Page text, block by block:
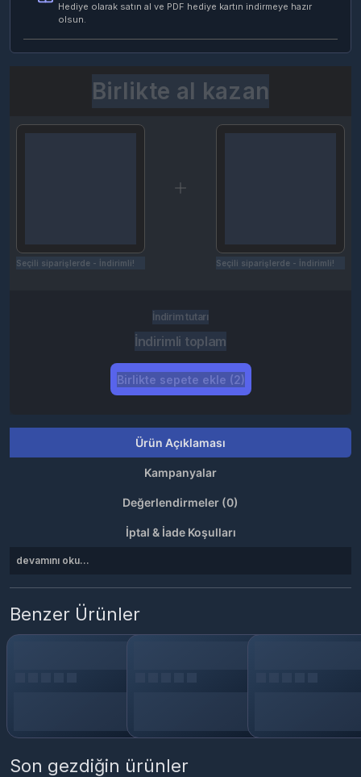
Hediye olarak satın al ve PDF hediye kartın indirmeye hazır
olsun.
Birlikte al kazan
Seçili siparişlerde - İndirimli! Seçili siparişlerde - İndirimli!
İndirim tutarı
İndirimli toplam
Birlikte sepete ekle (2)
Ürün Açıklaması
Kampanyalar
Değerlendirmeler (0)
İptal & İade Koşulları
devamını oku...
Benzer Ürünler
Son gezdiğin ürünler